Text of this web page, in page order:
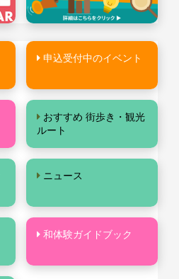
申込受付中のイベント
おすすめ 街歩き・観光
ルート
ニュース
和体験ガイドブック